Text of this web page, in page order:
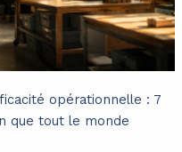
opérationnelle : 7
que tout le monde